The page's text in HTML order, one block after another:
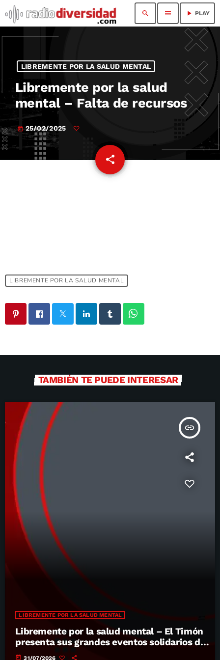
search menu play_arrow PLAY
LIBREMENTE POR LA SALUD MENTAL
Libremente por la salud
mental – Falta de recursos
today 25/02/2025
share
email
LIBREMENTE POR LA SALUD MENTAL
TAMBIÉN TE PUEDE INTERESAR
insert_link
LIBREMENTE POR LA SALUD MENTAL
Libremente por la salud mental – El Timón
presenta sus grandes eventos solidarios del
verano
today 31/07/2026